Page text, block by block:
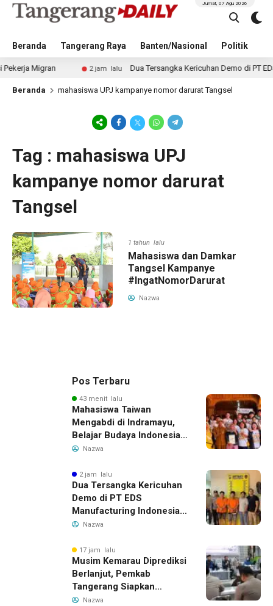
Beranda Tangerang Raya Banten/Nasional Politik
Jumat, 07 Agu 2026
Migran 2 jam lalu Dua Tersangka Kericuhan Demo di PT EDS
Beranda mahasiswa UPJ kampanye nomor darurat Tangsel
Tag : mahasiswa UPJ
kampanye nomor darurat
Tangsel
1 tahun lalu
Mahasiswa dan Damkar
Tangsel Kampanye
#IngatNomorDarurat
Nazwa
Pos Terbaru
43 menit lalu
Mahasiswa Taiwan
Mengabdi di Indramayu,
Belajar Budaya Indonesia
dan Edukasi Pekerja
Nazwa
2 jam lalu
Dua Tersangka Kericuhan
Demo di PT EDS
Manufacturing Indonesia
Ditahan, Polda Banten
Pengelolaan Limbah
Nazwa
17 jam lalu
Musim Kemarau Diprediksi
Berlanjut, Pemkab
Tangerang Siapkan
Langkah Antisipasi Krisis
Nazwa